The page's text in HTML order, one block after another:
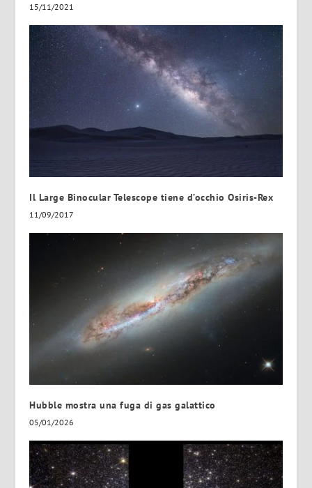
15/11/2021
Il Large Binocular Telescope tiene d’occhio Osiris-Rex
11/09/2017
Hubble mostra una fuga di gas galattico
05/01/2026